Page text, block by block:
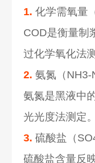
1. 化学需氧量
COD是衡量制
过化学氧化法
2. 氨氮（NH3-
氨氮是黑液中
光光度法测定。
3. 硫酸盐（
硫酸盐含量反